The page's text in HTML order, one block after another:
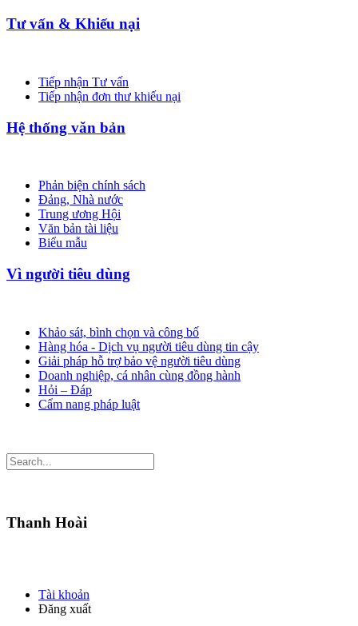
Tư vấn & Khiếu nại
Tiếp nhận Tư vấn
Tiếp nhận đơn thư khiếu nại
Hệ thống văn bản
Phản biện chính sách
Đảng, Nhà nước
Trung ương Hội
Văn bản tài liệu
Biểu mẫu
Vì người tiêu dùng
Khảo sát, bình chọn và công bố
Hàng hóa - Dịch vụ người tiêu dùng tin cậy
Giải pháp hỗ trợ bảo vệ người tiêu dùng
Doanh nghiệp, cá nhân cùng đồng hành
Hỏi – Đáp
Cẩm nang pháp luật
Thanh Hoài
Tài khoản
Đăng xuất